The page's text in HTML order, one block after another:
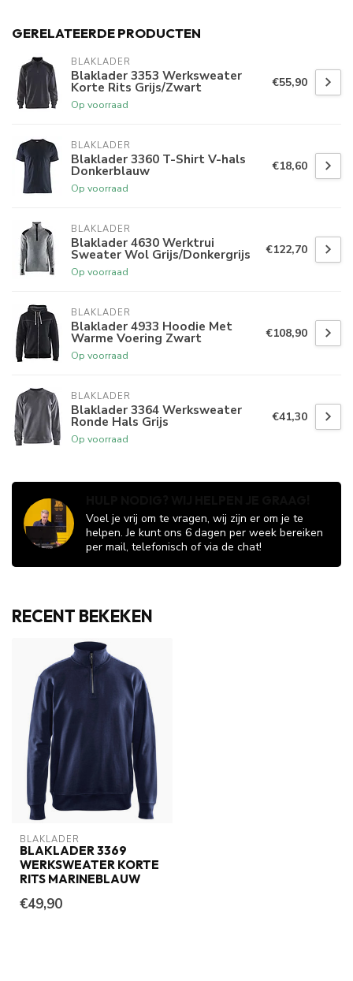
GERELATEERDE PRODUCTEN
BLAKLADER
Blaklader 3353 Werksweater
Korte Rits Grijs/Zwart
Op voorraad
€55,90
BLAKLADER
Blaklader 3360 T-Shirt V-hals
Donkerblauw
Op voorraad
€18,60
BLAKLADER
Blaklader 4630 Werktrui
Sweater Wol Grijs/Donkergrijs
Op voorraad
€122,70
BLAKLADER
Blaklader 4933 Hoodie Met
Warme Voering Zwart
Op voorraad
€108,90
BLAKLADER
Blaklader 3364 Werksweater
Ronde Hals Grijs
Op voorraad
€41,30
Voel je vrij om te vragen, wij zijn er om je te
helpen. Je kunt ons 6 dagen per week bereiken
per mail, telefonisch of via de chat!
RECENT BEKEKEN
BLAKLADER
BLAKLADER 3369
WERKSWEATER KORTE
RITS MARINEBLAUW
€49,90